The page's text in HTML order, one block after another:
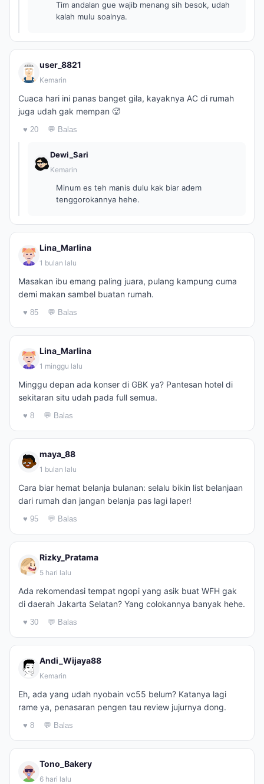
Tim andalan gue wajib menang sih besok, udah
kalah mulu soalnya.
user_8821
Kemarin
Cuaca hari ini panas banget gila, kayaknya AC di rumah
juga udah gak mempan 🥵
♥ 20 💬 Balas
Dewi_Sari
Kemarin
Minum es teh manis dulu kak biar adem
tenggorokannya hehe.
Lina_Marlina
1 bulan lalu
Masakan ibu emang paling juara, pulang kampung cuma
demi makan sambel buatan rumah.
♥ 85 💬 Balas
Lina_Marlina
1 minggu lalu
Minggu depan ada konser di GBK ya? Pantesan hotel di
sekitaran situ udah pada full semua.
♥ 8 💬 Balas
maya_88
1 bulan lalu
Cara biar hemat belanja bulanan: selalu bikin list belanjaan
dari rumah dan jangan belanja pas lagi laper!
♥ 95 💬 Balas
Rizky_Pratama
5 hari lalu
Ada rekomendasi tempat ngopi yang asik buat WFH gak
di daerah Jakarta Selatan? Yang colokannya banyak hehe.
♥ 30 💬 Balas
Andi_Wijaya88
Kemarin
Eh, ada yang udah nyobain vc55 belum? Katanya lagi
rame ya, penasaran pengen tau review jujurnya dong.
♥ 8 💬 Balas
Tono_Bakery
6 hari lalu